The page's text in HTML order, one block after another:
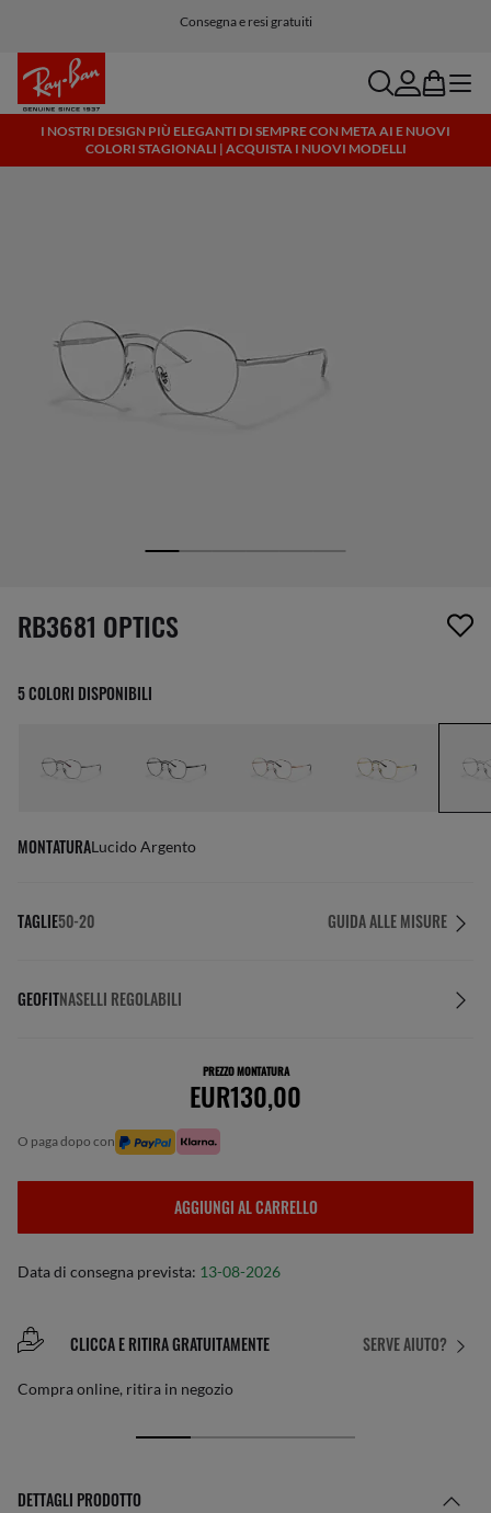
Consegna e resi gratuiti
searchaccount
bag menu
I NOSTRI DESIGN PIÙ ELEGANTI DI SEMPRE CON META AI E NUOVI
COLORI STAGIONALI | ACQUISTA I NUOVI MODELLI
1 articolo è stato aggiunto alla tua wishlist
RB3681 OPTICS
5 COLORI DISPONIBILI
MONTATURALucido Argento
TAGLIE50-20 GUIDA ALLE MISURE
GEOFITNASELLI REGOLABILI
PREZZO MONTATURA
EUR130,00
o paga dopo con
AGGIUNGI AL CARRELLO
Data di consegna prevista: 13-08-2026
SERVE AIUTO?
CLICCA E RITIRA GRATUITAMENTE
Compra online, ritira in negozio
DETTAGLI PRODOTTO